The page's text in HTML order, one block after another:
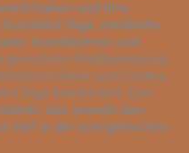
haben und ihre
Yoga, meditativ
kombinieren und
gewohnte Fließbewegung
und Chakra-
Yoga kombiniert. Das
das sowohl den
tief in die energetischen